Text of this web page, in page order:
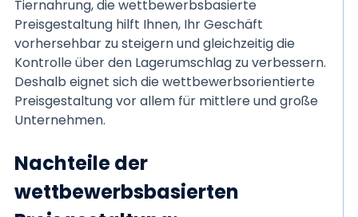
Tiernahrung, die wettbewerbsbasierte
Preisgestaltung hilft Ihnen, Ihr Geschäft
vorhersehbar zu steigern und gleichzeitig die
Kontrolle über den Lagerumschlag zu verbessern.
Deshalb eignet sich die wettbewerbsorientierte
Preisgestaltung vor allem für mittlere und große
Unternehmen.
Nachteile der
wettbewerbsbasierten